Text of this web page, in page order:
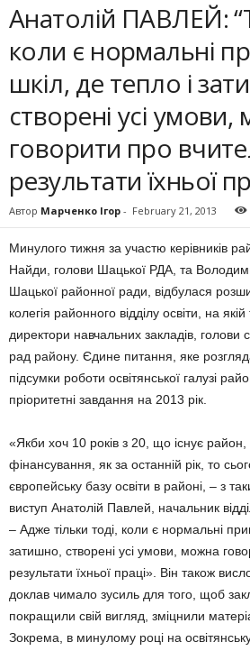
Анатолій ПАВЛЕЙ:
коли є нормальні
шкіл, де тепло і
створені усі
говорити про
результати їхньої
Автор Марченко Ігор - February 21, 2013
Минулого тижня за участю керівників
Найди, голови Шацької РДА, та
Шацької районної ради, відбулася
колегія районного відділу освіти, на
директори навчальних закладів, голови
рад району. Єдине питання, яке
підсумки роботи освітянської галузі
пріоритетні зав­дання на 2013 рік.
«Якби хоч 10 років з 20, що існує район,
фінансування, як за остан­ній рік, то
європейську базу освіти в районі, – з
виступ Анатолій Павлей, начальник
– Адже тільки тоді, коли є нормальні
за­тишно, створені усі умови, можна
результати їхньої праці». Він також
доклав чимало зусиль для того, щоб
покращили свій вигляд, зміцнили
Зокрема, в минулому році на